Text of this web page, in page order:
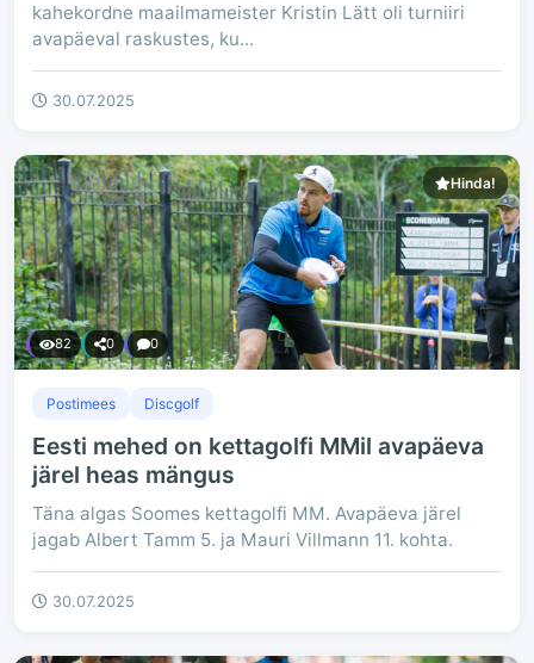
kahekordne maailmameister Kristin Lätt oli turniiri
avapäeval raskustes, ku...
30.07.2025
Hinda!
82 0 0
Postimees Discgolf
Eesti mehed on kettagolfi MMil avapäeva
järel heas mängus
Täna algas Soomes kettagolfi MM. Avapäeva järel
jagab Albert Tamm 5. ja Mauri Villmann 11. kohta.
30.07.2025